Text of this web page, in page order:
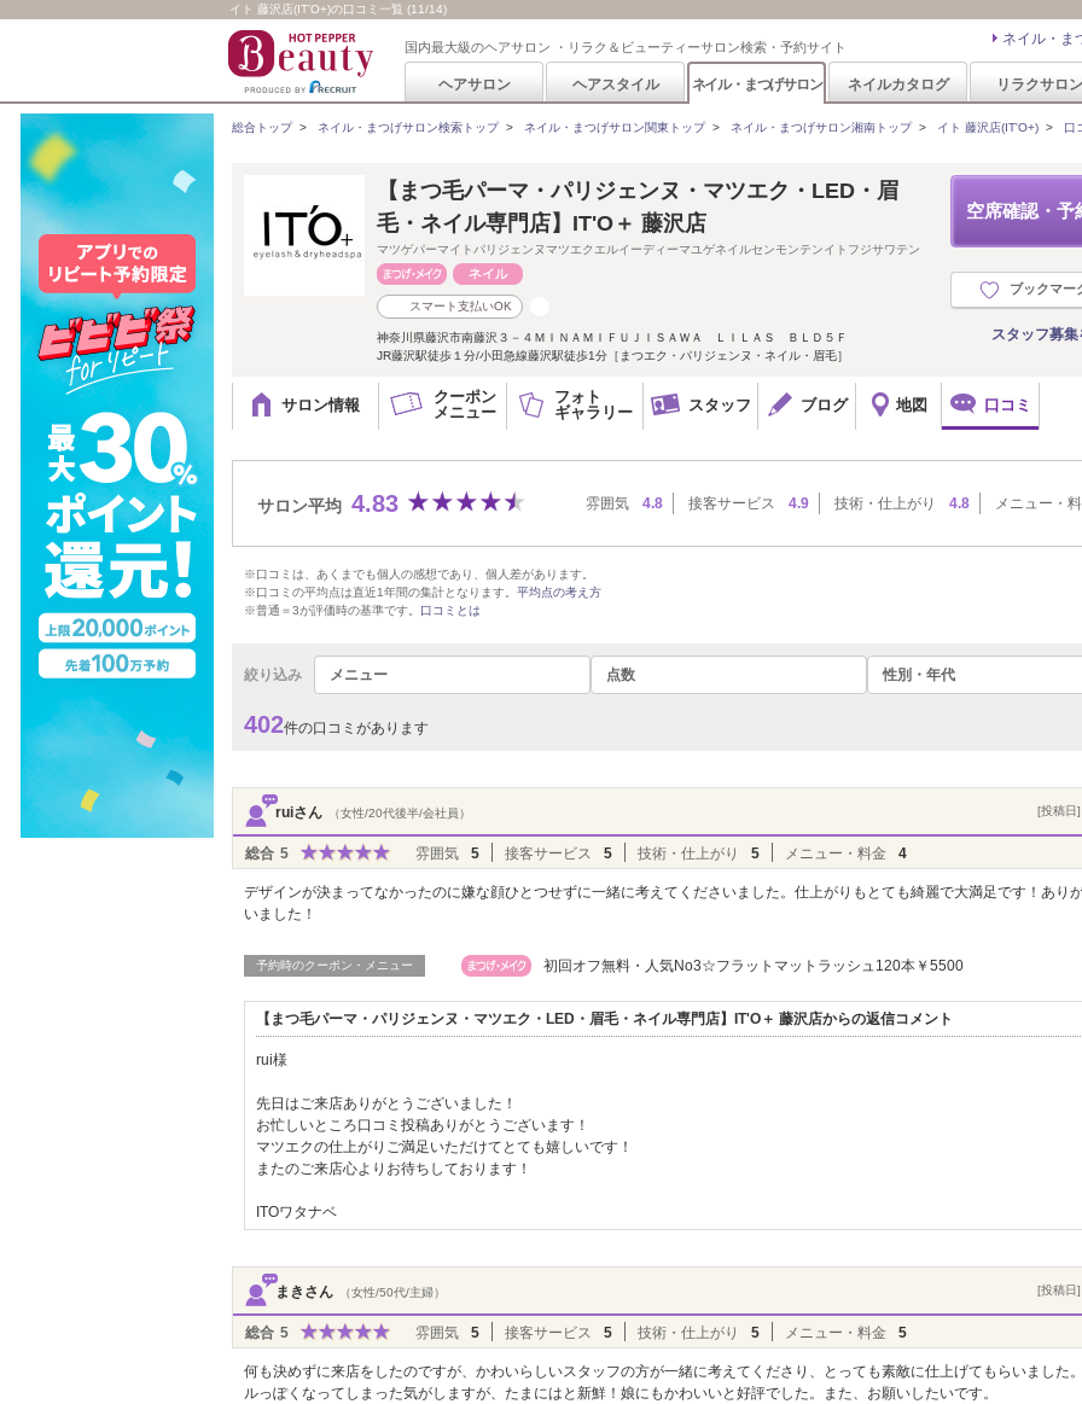
イト 藤沢店(IT'O+)の口コミ一覧 (11/14)
国内最大級のヘアサロン ・リラク＆ビューティーサロン検索・予約サイト ネイル・ま
ヘアサロン ヘアスタイル ネイル・まつげサロン ネイルカタログ リラクサロン
総合トップ> ネイル・まつげサロン検索トップ> ネイル・まつげサロン関東トップ> ネイル・まつげサロン湘南トップ> イト 藤沢店(IT'O+) > 口
空席確認・予
ブックマー
スタッフ募集
【まつ毛パーマ・パリジェンヌ・マツエク・LED・眉
毛・ネイル専門店】IT'O＋ 藤沢店
マツゲパーマイトパリジェンヌマツエクエルイーディーマユゲネイルセンモンテンイトフジサワテン
スマート支払いOK
神奈川県藤沢市南藤沢３－４ＭＩＮＡＭＩＦＵＪＩＳＡＷＡ ＬＩＬＡＳ ＢＬＤ５Ｆ
JR藤沢駅徒歩１分/小田急線藤沢駅徒歩1分［まつエク・パリジェンヌ・ネイル・眉毛］
サロン情報
クーポン
メニュー
フォト
ギャラリー
スタッフ ブログ 地図 口コミ
サロン平均 4.83 雰囲気 4.8 接客サービス 4.9 技術・仕上がり 4.8 メニュー・
※口コミは、あくまでも個人の感想であり、個人差があります。
※口コミの平均点は直近1年間の集計となります。 平均点の考え方
※普通＝3が評価時の基準です。 口コミとは
絞り込み メニュー 点数 性別・年代
402件の口コミがあります
ruiさん （女性/20代後半/会社員） [投稿日
総合 5 雰囲気 5 接客サービス 5 技術・仕上がり 5 メニュー・料金 4
デザインが決まってなかったのに嫌な顔ひとつせずに一緒に考えてくださいました。仕上がりもとても綺麗で大満足です！あり
いました！
予約時のクーポン・メニュー 初回オフ無料・人気No3☆フラットマットラッシュ120本￥5500
【まつ毛パーマ・パリジェンヌ・マツエク・LED・眉毛・ネイル専門店】IT'O＋ 藤沢店からの返信コメント
rui様
先日はご来店ありがとうございました！
お忙しいところ口コミ投稿ありがとうございます！
マツエクの仕上がりご満足いただけてとても嬉しいです！
またのご来店心よりお待ちしております！
ITOワタナベ
まきさん （女性/50代/主婦） [投稿日
総合 5 雰囲気 5 接客サービス 5 技術・仕上がり 5 メニュー・料金 5
何も決めずに来店をしたのですが、かわいらしいスタッフの方が一緒に考えてくださり、とっても素敵に仕上げてもらいました
ルっぽくなってしまった気がしますが、たまにはと新鮮！娘にもかわいいと好評でした。また、お願いしたいです。